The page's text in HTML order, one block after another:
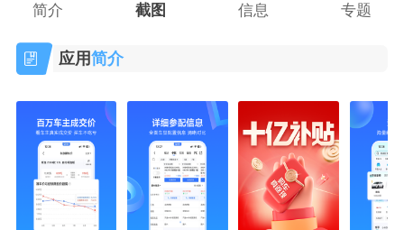
简介 截图 信息 专题
应用简介